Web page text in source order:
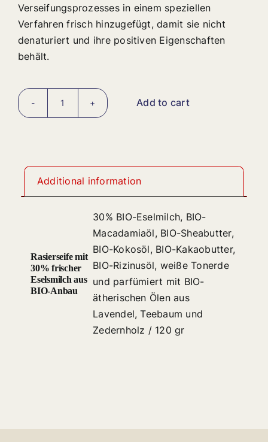
Verseifungsprozesses in einem speziellen
Verfahren frisch hinzugefügt, damit sie nicht
denaturiert und ihre positiven Eigenschaften
behält.
Seife
Rasieren
Add to cart
Additional information
Rasierseife mit
30% frischer
Eselsmilch aus
BIO-Anbau
30% BIO-Eselmilch, BIO-
Macadamiaöl, BIO-Sheabutter,
BIO-Kokosöl, BIO-Kakaobutter,
BIO-Rizinusöl, weiße Tonerde
und parfümiert mit BIO-
ätherischen Ölen aus
Lavendel, Teebaum und
Zedernholz / 120 gr